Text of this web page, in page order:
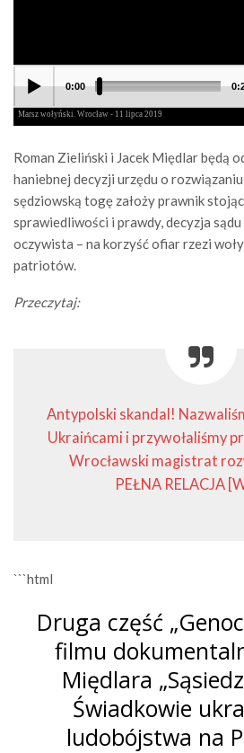
Roman Zieliński i Jacek Międlar będą
haniebnej decyzji urzędu o
sędziowską togę założy prawnik
sprawiedliwości i prawdy, decyzja
oczywista – na korzyść ofiar rzezi
patriotów.
Przeczytaj:
Antypolski skandal!
Ukraińcami i przywołaliśmy
Wrocławski magistrat
PEŁNA RELACJA
```html
Druga część
filmu
Międlara
Świadkowie
ludobójstwa na